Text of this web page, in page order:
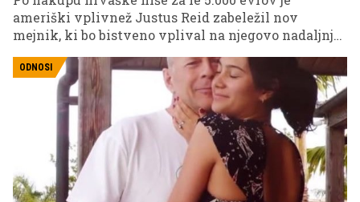
ameriški vplivnež Justus Reid zabeležil nov
mejnik, ki bo bistveno vplival na njegovo nadaljnjo
ODNOSI